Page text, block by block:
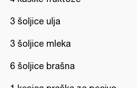
3 šoljice ulja
3 šoljice mleka
6 šoljice brašna